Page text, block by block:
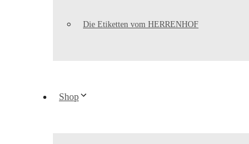
Die Etiketten vom HERRENHOF
Shop